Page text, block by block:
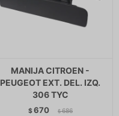
MANIJA CITROEN -
PEUGEOT EXT. DEL. IZQ.
306 TYC
$670 $ 686